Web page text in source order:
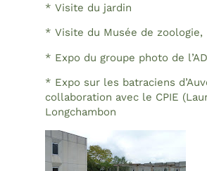
* Visite du jardin
* Visite du Musée de zoologie,
* Expo du groupe photo de
* Expo sur les batraciens
collaboration avec le CPIE
Longchambon